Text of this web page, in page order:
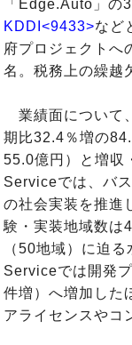
「Edge.Auto」の3
KDDI<9433>など
府プロジェクトへ
名。税務上の繰越
業績面について
期比32.4％増の
55.0億円）と増収
Serviceでは、バ
の社会実装を推進
験・実装地域数は
（50地域）に迫
Serviceでは開発
件増）へ増加した
アライセンスやコ